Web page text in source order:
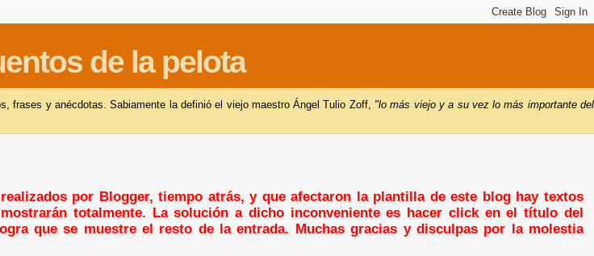
de la pelota
frases y anécdotas. Sabiamente la definió el viejo maestro Ángel Tulio Zoff, "lo más viejo y a su vez lo más importante del
por Blogger, tiempo atrás, y que afectaron la plantilla de este blog hay textos
totalmente. La solución a dicho inconveniente es hacer click en el título del
que se muestre el resto de la entrada. Muchas gracias y disculpas por la molestia